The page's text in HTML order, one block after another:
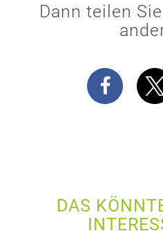
Dann teilen
DAS